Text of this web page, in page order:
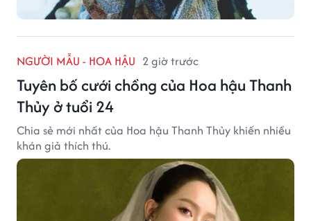
NGƯỜI MẪU - HOA HẬU 2 giờ trước
Tuyên bố cưới chồng của Hoa hậu Thanh
Thủy ở tuổi 24
Chia sẻ mới nhất của Hoa hậu Thanh Thủy khiến nhiều
khán giả thích thú.